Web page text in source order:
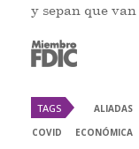
y sepan que van
TAGS ALIADAS
COVID
ECONÓMICA